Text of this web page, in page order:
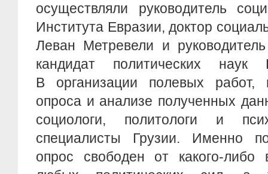
осуществляли руководитель
Института Евразии, доктор
Леван Метревели и
кандидат политических наук
В организации полевых работ,
опроса и анализе полученных
социологи, политологи и
специалисты Грузии. Именно
опрос свободен от какого-либо